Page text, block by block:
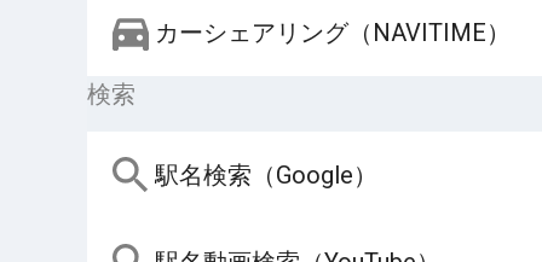
カーシェアリング（NAVITIME）
検索
駅名検索（Google）